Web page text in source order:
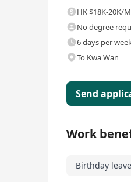
HK $18K-20K/
No degree
6 days per
To Kwa Wan
Send
Work
Birthday leave